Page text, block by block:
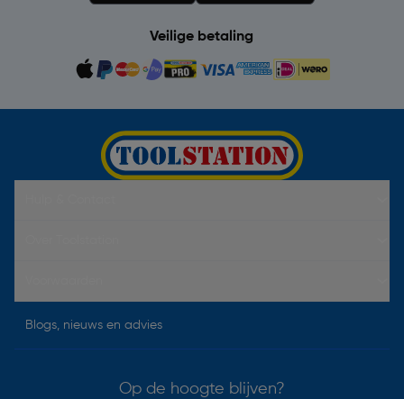
Veilige betaling
Blogs, nieuws en advies
Op de hoogte blijven?